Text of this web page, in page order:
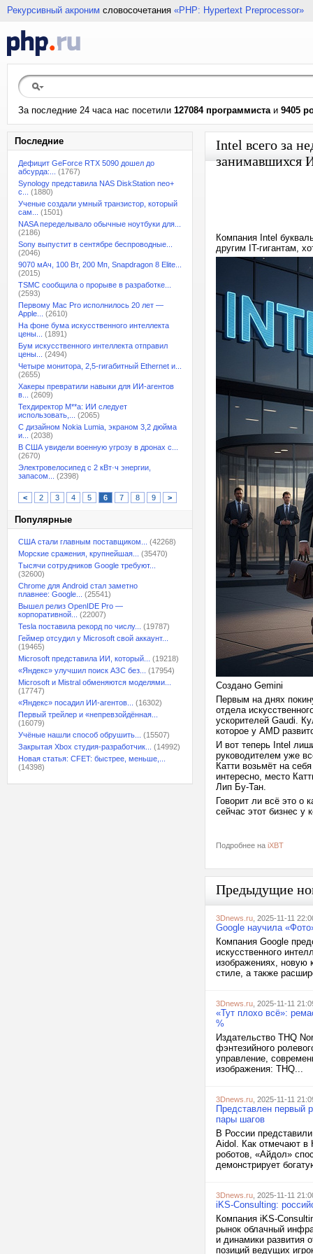
Рекурсивный акроним словосочетания «PHP: Hypertext Preprocessor»
За последние 24 часа нас посетили 127084 программистаи 9405
Последние
Дефицит GeForce RTX 5090 дошел до
абсурда:...
(1767)
Synology представила NAS DiskStation neo+
с...
(1880)
Ученые создали умный транзистор, который
сам...
(1501)
NASA переделывало обычные ноутбуки для...
(2186)
Sony выпустит в сентябре беспроводные...
(2046)
9070 мАч, 100 Вт, 200 Мп, Snapdragon 8 Elite...
(2015)
TSMC сообщила о прорыве в разработке...
(2593)
Первому Mac Pro исполнилось 20 лет —
Apple...
(2610)
На фоне бума искусственного интеллекта
цены...
(1891)
Бум искусственного интеллекта отправил
цены...
(2494)
Четыре монитора, 2,5-гигабитный Ethernet и...
(2655)
Хакеры превратили навыки для ИИ-агентов
в...
(2609)
Техдиректор M**a: ИИ следует
использовать,...
(2065)
С дизайном Nokia Lumia, экраном 3,2 дюйма
и...
(2038)
В США увидели военную угрозу в дронах с...
(2670)
Электровелосипед с 2 кВт·ч энергии,
запасом...
(2398)
< 2 3 4 5 6 7 8 9 >
Популярные
США стали главным поставщиком...
(42268)
Морские сражения, крупнейшая...
(35470)
Тысячи сотрудников Google требуют...
(32600)
Chrome для Android стал заметно
плавнее: Google...
(25541)
Вышел релиз OpenIDE Pro —
корпоративной...
(22007)
Tesla поставила рекорд по числу...
(19787)
Геймер отсудил у Microsoft свой аккаунт...
(19465)
Microsoft представила ИИ, который...
(19218)
«Яндекс» улучшил поиск АЗС без...
(17954)
Microsoft и Mistral обменяются моделями...
(17747)
«Яндекс» посадил ИИ-агентов...
(16302)
Первый трейлер и «непревзойдённая...
(16079)
Учёные нашли способ обрушить...
(15507)
Закрытая Xbox студия-разработчик...
(14992)
Новая статья: CFET: быстрее, меньше,...
(14398)
Intel всего за
занимавшихся
Компания Intel
другим IT-гигантам,
Создано Gemini
Первым на днях
отдела
ускорителей Gaudi.
которое у AMD
И вот теперь Intel
руководителем уже
Катти возьмёт на
интересно, место
Лип Бу-Тан.
Говорит ли всё это о
сейчас этот бизнес
Подробнее на iXBT
Предыдущие
3Dnews.ru , 2025-11-11
Google научила
Компания Google
искусственного
изображениях, новую
стиле, а также
3Dnews.ru , 2025-11-11
«Тут плохо всё»:
%
Издательство THQ
фэнтезийного
управление,
изображения: THQ...
3Dnews.ru , 2025-11-11
Представлен первый
пары шагов
В России
Aidol. Как отмечают в
роботов, «Айдол»
демонстрирует
3Dnews.ru , 2025-11-11
iKS-Consulting:
Компания iKS-
рынок облачный
и динамики развития
позиций ведущих